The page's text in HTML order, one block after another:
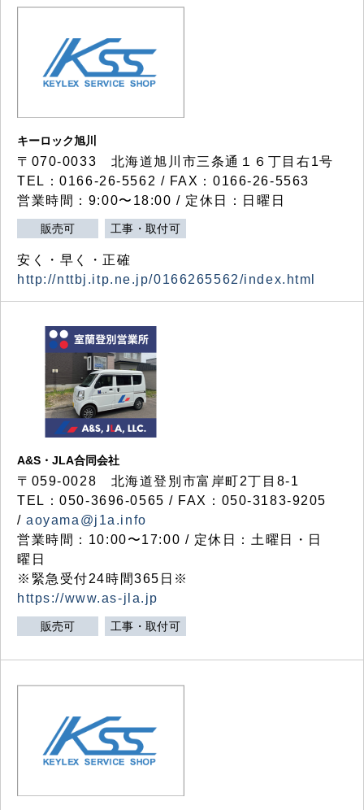
キーロック旭川
〒070-0033 北海道旭川市三条通１６丁目右1号
TEL：0166-26-5562 / FAX：0166-26-5563
営業時間：9:00〜18:00 / 定休日：日曜日
販売可 工事・取付可
安く・早く・正確
http://nttbj.itp.ne.jp/0166265562/index.html
A&S・JLA合同会社
〒 059-0028 北海道登別市富岸町2丁目 8-1
TEL：050-3696-0565 / FAX：050-3183-9205
/aoyama@j1a.info
営業時間：10:00〜17:00 / 定休日：土曜日・日
曜日
※緊急受付24時間365日※
https://www.as-jla.jp
販売可 工事・取付可